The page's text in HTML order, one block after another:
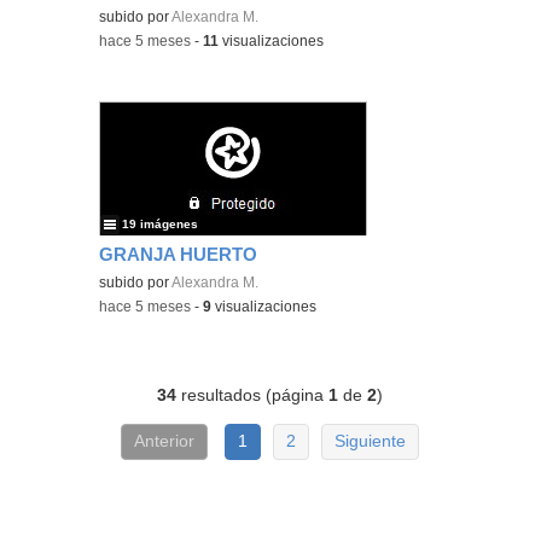
subido porAlexandra M.
-hace 5 meses -11 visualizaciones
GRANJA HUERTO
subido porAlexandra M.
19 imágenes
-hace 5 meses -9 visualizaciones
34 resultados (página 1 de2)
Anterior 1 2 Siguiente